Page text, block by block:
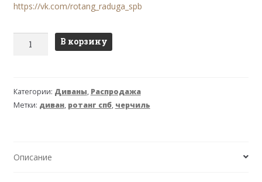
https://vk.com/rotang_raduga_spb
Количество
(Рузвельт)
3-
В корзину
Категории: Диваны, Распродажа
Метки: диван, ротанг спб, черчиль
Описание